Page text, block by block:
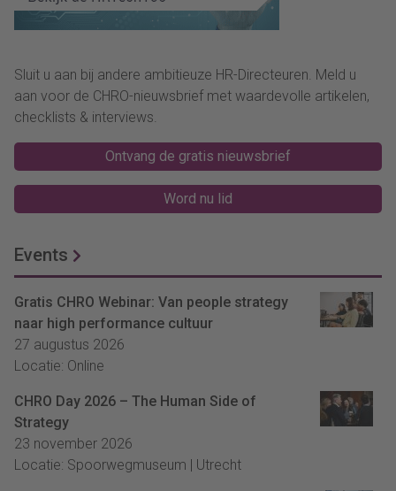
Sluit u aan bij andere ambitieuze HR-Directeuren. Meld u
aan voor de CHRO-nieuwsbrief met waardevolle artikelen,
checklists & interviews.
Ontvang de gratis nieuwsbrief
Word nu lid
Events
Gratis CHRO Webinar: Van people strategy
naar high performance cultuur
27 augustus 2026
Locatie: Online
CHRO Day 2026 – The Human Side of
Strategy
23 november 2026
Locatie: Spoorwegmuseum | Utrecht